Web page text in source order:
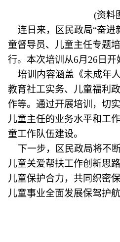
(资料
连日来，区民政局“奋进
童督导员、儿童主任专题
行。本次培训从6月26日开
培训内容涵盖《未成年
教育社工实务、儿童福利
作等。通过开展培训，切
儿童主任的业务水平和工
童工作队伍建设。
下一步，区民政局将不
儿童关爱帮扶工作创新思
儿童保护合力，共同织密
儿童事业全面发展保驾护航